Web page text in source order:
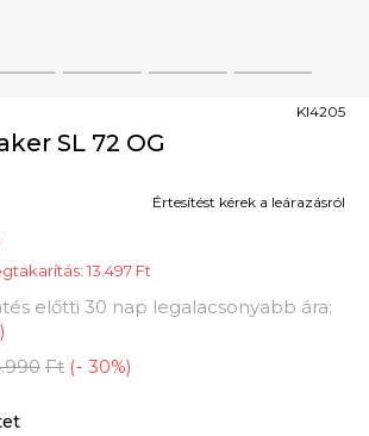
2 3 4 5
SL 72 OG
KI4205
13.497 Ft
előtti 30 nap legalacsonyabb ára:
)
Ft (- 30%)
Értesítést kérek a leárazásról